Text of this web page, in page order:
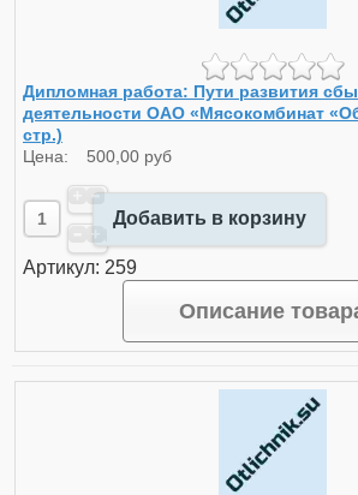
Дипломная работа: Пути развития
деятельности ОАО «Мясокомбинат
стр.)
Цена: 500,00 руб
Добавить в корзину
Артикул: 259
Описание